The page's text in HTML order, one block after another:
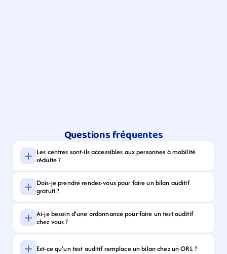
Questions fréquentes
Les centres sont-ils accessibles aux personnes à mobilité
réduite ?
Dois-je prendre rendez-vous pour faire un bilan auditif
gratuit ?
Ai-je besoin d’une ordonnance pour faire un test auditif
chez vous ?
Est-ce qu’un test auditif remplace un bilan chez un ORL ?